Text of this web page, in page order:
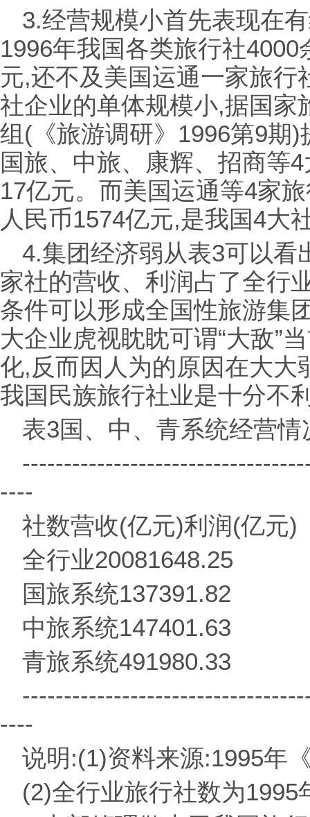
3.经营规模小首先表现在
1996年我国各类旅行社
元,还不及美国运通一家旅行
社企业的单体规模小,据国家
组(《旅游调研》1996第9期
国旅、中旅、康辉、招商等
17亿元。而美国运通等4家
人民币1574亿元,是我国4大
4.集团经济弱从表3可以看
家社的营收、利润占了全行
条件可以形成全国性旅游集
大企业虎视眈眈可谓“大敌”
化,反而因人为的原因在大大
我国民族旅行社业是十分不
表3国、中、青系统经营情
----
社数营收(亿元)利润(亿元)
全行业20081648.25
国旅系统137391.82
中旅系统147401.63
青旅系统491980.33
----
说明:(1)资料来源:1995年
(2)全行业旅行社数为